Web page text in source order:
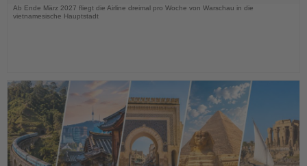
Ab Ende März 2027 fliegt die Airline dreimal pro Woche von Warschau in die
vietnamesische Hauptstadt